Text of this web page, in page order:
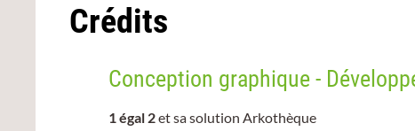
Crédits
Conception graphique -
1 égal 2et sa solution Arkothèque